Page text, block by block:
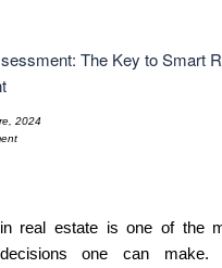
2024
real estate is one of the
one can make.